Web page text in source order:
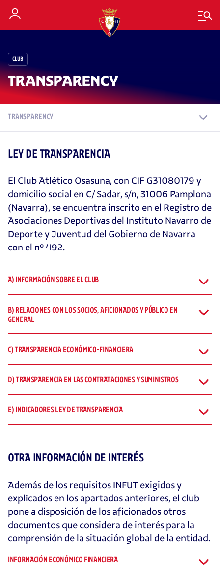
CLUB
TRANSPARENCY
TRANSPARENCY
LEY DE TRANSPARENCIA
El Club Atlético Osasuna, con CIF G31080179 y
domicilio social en C/ Sadar, s/n, 31006 Pamplona
(Navarra), se encuentra inscrito en el Registro de
Asociaciones Deportivas del Instituto Navarro de
Deporte y Juventud del Gobierno de Navarra
con el nº 492.
A) INFORMACIÓN SOBRE EL CLUB
B) RELACIONES CON LOS SOCIOS, AFICIONADOS Y PÚBLICO EN
GENERAL
C) TRANSPARENCIA ECONÓMICO-FINANCIERA
D) TRANSPARENCIA EN LAS CONTRATACIONES Y SUMINISTROS
E) INDICADORES LEY DE TRANSPARENCIA
OTRA INFORMACIÓN DE INTERÉS
Además de los requisitos INFUT exigidos y
explicados en los apartados anteriores, el club
pone a disposición de los aficionados otros
documentos que considera de interés para la
comprensión de la situación global de la entidad.
INFORMACIÓN ECONÓMICO FINANCIERA